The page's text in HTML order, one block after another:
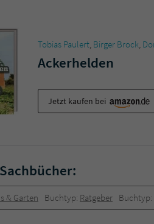
Tobias Paulert, Birger Brock,
Ackerhelden
Jetzt kaufen bei
& Garten Buchtyp: Ratgeber Buchtyp: